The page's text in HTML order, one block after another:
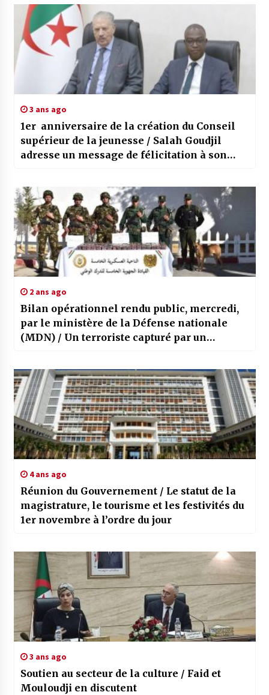
3 ans ago
1er anniversaire de la création du Conseil
supérieur de la jeunesse / Salah Goudjil
adresse un message de félicitation à son
2 ans ago
Bilan opérationnel rendu public, mercredi,
par le ministère de la Défense nationale
(MDN) / Un terroriste capturé par un
4 ans ago
Réunion du Gouvernement / Le statut de la
magistrature, le tourisme et les festivités du
1er novembre à l’ordre du jour
3 ans ago
Soutien au secteur de la culture / Faid et
Mouloudji en discutent